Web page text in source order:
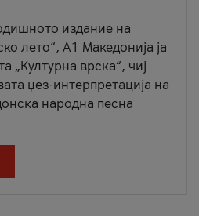
издание на
лето“, А1 Македонија ја
„Културна врска“, чиј
џез-интерпретација на
народна песна